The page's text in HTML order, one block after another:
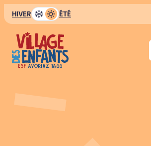
HIVER ÉTÉ
Club des Petits
3-5 ans